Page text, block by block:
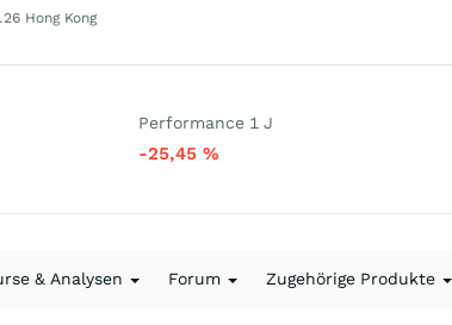
Hong Kong
Performance 1 J
-25,45 %
& Analysen Forum Zugehörige Produkte